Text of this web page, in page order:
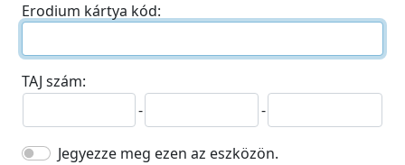
Erodium kártya kód:
TAJ szám:
-
-
Jegyezze meg ezen az eszközön.